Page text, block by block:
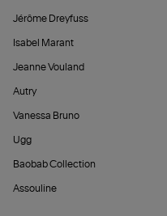
Jérôme Dreyfuss
Isabel Marant
Jeanne Vouland
Autry
Vanessa Bruno
Ugg
Baobab Collection
Assouline